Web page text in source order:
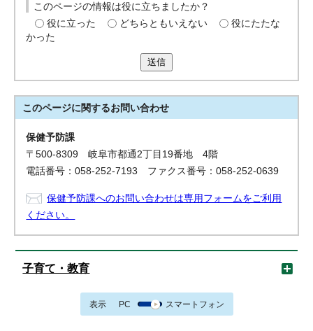
このページの情報は役に立ちましたか？
役に立った
どちらともいえない
役にたたな
かった
送信
このページに関するお問い合わせ
保健予防課
〒500-8309 岐阜市都通2丁目19番地 4階
電話番号：058-252-7193 ファクス番号：058-252-0639
保健予防課へのお問い合わせは専用フォームをご利用
ください。
子育て・教育
表示 PC スマートフォン